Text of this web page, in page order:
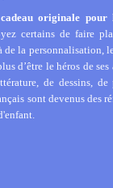
originale pour
certains de faire
la personnalisation,
d’être le héros de
de dessins,
sont devenus des